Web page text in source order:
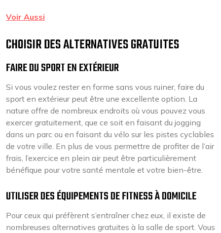
Voir Aussi
CHOISIR DES ALTERNATIVES GRATUITES
FAIRE DU SPORT EN EXTÉRIEUR
Si vous voulez rester en forme sans vous ruiner, faire du
sport en extérieur peut être une excellente option. La
nature offre de nombreux endroits où vous pouvez vous
exercer gratuitement, que ce soit en faisant du jogging
dans un parc ou en faisant du vélo sur les pistes cyclables
de votre ville. En plus de vous permettre de profiter de l’air
frais, l’exercice en plein air peut être particulièrement
bénéfique pour votre santé mentale et votre bien-être.
UTILISER DES ÉQUIPEMENTS DE FITNESS À DOMICILE
Pour ceux qui préfèrent s’entraîner chez eux, il existe de
nombreuses alternatives gratuites à la salle de sport. Vous